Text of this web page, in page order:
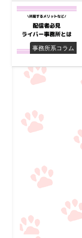
事務所系コラム